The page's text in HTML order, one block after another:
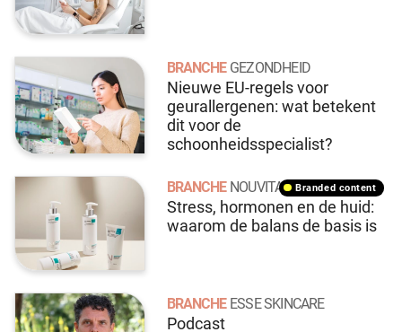
BRANCHE GEZONDHEID
Nieuwe EU-regels voor
geurallergenen: wat betekent
dit voor de
schoonheidsspecialist?
branded content
BRANCHE NOUVITAL
Stress, hormonen en de huid:
waarom de balans de basis is
BRANCHE ESSE SKINCARE
Podcast